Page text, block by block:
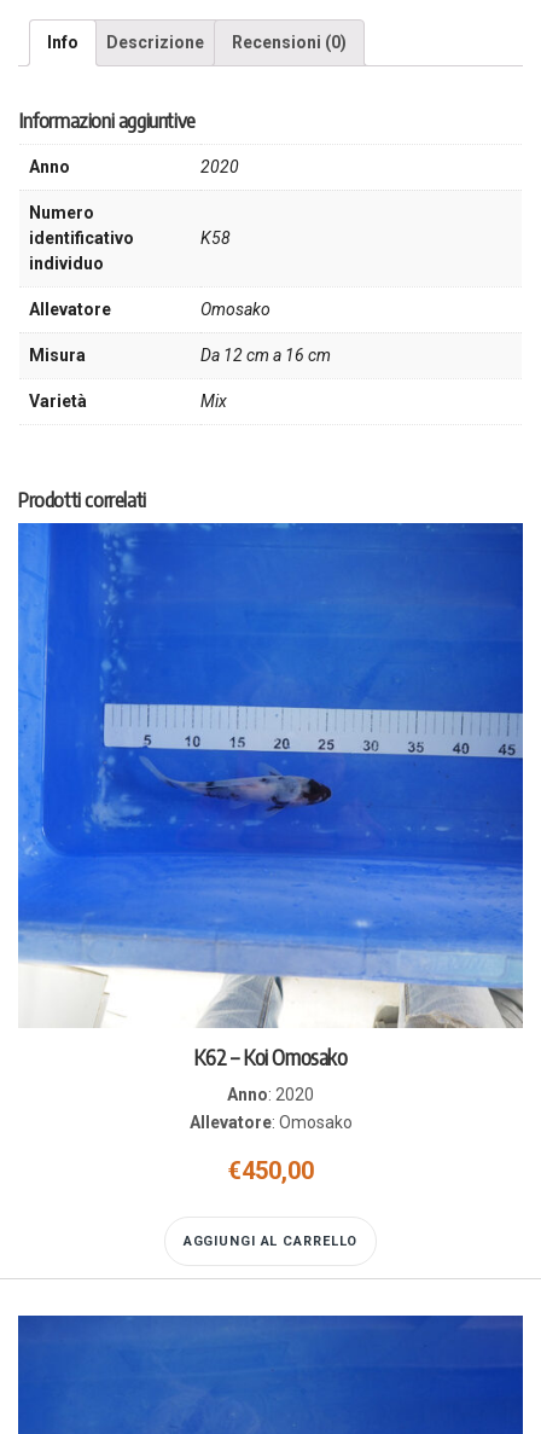
Info Descrizione Recensioni (0)
Informazioni aggiuntive
Anno 2020
Numero
identificativo
individuo
K58
Allevatore Omosako
Misura Da 12 cm a 16 cm
Varietà Mix
Prodotti correlati
K62 – Koi Omosako
Anno: 2020
Allevatore: Omosako
€450,00
AGGIUNGI AL CARRELLO